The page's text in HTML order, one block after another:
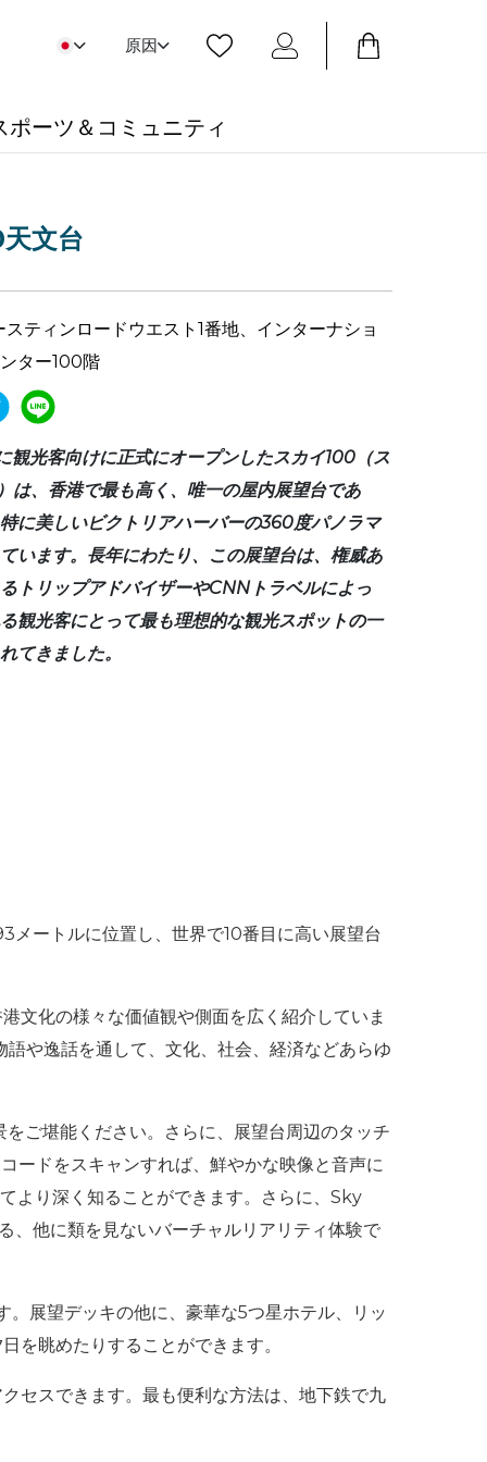
原因
ポーツ＆コミュニティ
文台
ティンロードウエスト1番地、インターナショ
ター100階
観光客向けに正式にオープンしたスカイ100（ス
は、香港で最も高く、唯一の屋内展望台であ
に美しいビクトリアハーバーの360度パノラマ
います。長年にわたり、この展望台は、権威あ
トリップアドバイザーやCNNトラベルによっ
観光客にとって最も理想的な観光スポットの一
てきました。
メートルに位置し、世界で10番目に高い展望台
文化の様々な価値観や側面を広く紹介していま
や逸話を通して、文化、社会、経済などあらゆ
ご堪能ください。さらに、展望台周辺のタッチ
ードをスキャンすれば、鮮やかな映像と音声に
より深く知ることができます。さらに、Sky
、他に類を見ないバーチャルリアリティ体験で
展望デッキの他に、豪華な5つ星ホテル、リッ
を眺めたりすることができます。
セスできます。最も便利な方法は、地下鉄で九